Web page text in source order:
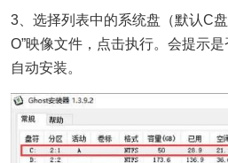
3、选择列表中的系统盘（默认C
O”映像文件，点击执行。会提示
自动安装。